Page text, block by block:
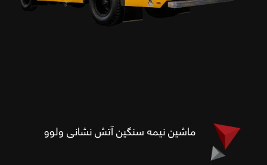
ماشین نیمه سنگین آتش نشانی ولوو